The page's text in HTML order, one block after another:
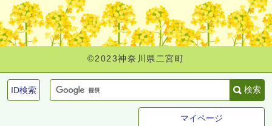
ID検索 検索
マイページ
©2023神奈川県二宮町